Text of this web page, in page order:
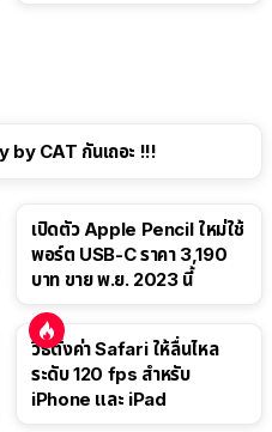
by CAT กันเถอะ !!!
เปิดตัว Apple Pencil ใหม่ใช้
พอร์ต USB-C ราคา 3,190
บาท ขาย พ.ย. 2023 นี้
วิธีตั้งค่า Safari ให้ลื่นไหล
ระดับ 120 fps สำหรับ
iPhone และ iPad